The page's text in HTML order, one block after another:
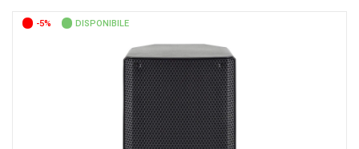
-5% DISPONIBILE